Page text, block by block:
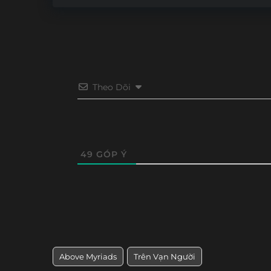
Theo Dõi
49 GÓP Ý
Above Myriads Trên Vạn Người